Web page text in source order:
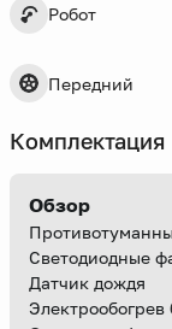
Робот
Передний
Комплектация
Обзор
Светодиодные
Датчик дождя
Электрообогрев